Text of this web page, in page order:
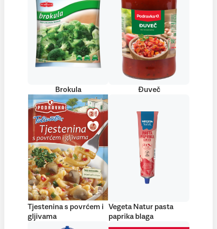
Brokula Đuveč
Tjestenina s povrćem i
gljivama
Vegeta Natur pasta
paprika blaga